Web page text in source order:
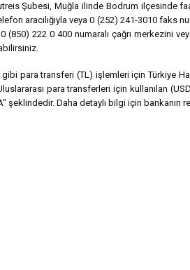
Şubesi, Muğla ilinde Bodrum ilçesinde
aracılığıyla veya 0 (252) 241-3010 faks
(850) 222 0 400 numaralı çağrı merkezini
gibi para transferi (TL) işlemleri için Türkiye
para transferleri için kullanılan
şeklindedir. Daha detaylı bilgi için bankanın